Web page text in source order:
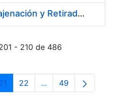
Contratación de Enajenación y Retirada de Recortes Sobrantes y Desperdicios de Papel Impreso y No Impreso durante 2018
- 210 de 486
Use TAB para
PáginaPágina
22 ...PáginasPágina
49